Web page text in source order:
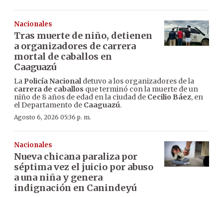
Nacionales
Tras muerte de niño, detienen
a organizadores de carrera
mortal de caballos en
Caaguazú
La Policía Nacionaldetuvo a los organizadores de la
carrera de caballos que terminó con la muerte de un
niño de 8 años de edad en la ciudad de Cecilio Báez, en
el Departamento de Caaguazú.
Agosto 6, 2026 05:36 p. m.
Nacionales
Nueva chicana paraliza por
séptima vez el juicio por abuso
a una niña y genera
indignación en Canindeyú